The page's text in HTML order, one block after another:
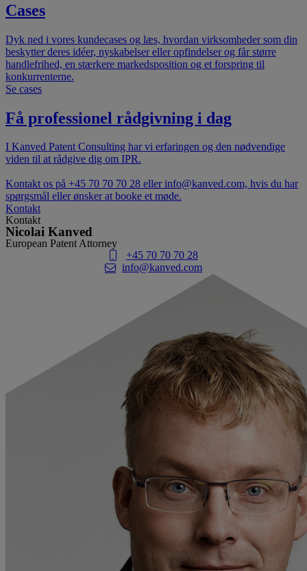
Cases
Dyk ned i vores kundecases og læs, hvordan virksomheder som din
beskytter deres idéer, nyskabelser eller opfindelser og får større
handlefrihed, en stærkere markedsposition og et forspring til
konkurrenterne.
Se cases
Få professionel rådgivning i dag
I Kanved Patent Consulting har vi erfaringen og den nødvendige
viden til at rådgive dig om IPR.
Kontakt os på +45 70 70 70 28 eller info@kanved.com, hvis du har
spørgsmål eller ønsker at booke et møde.
Kontakt
Kontakt
Nicolai Kanved
European Patent Attorney
+45 70 70 70 28
info@kanved.com